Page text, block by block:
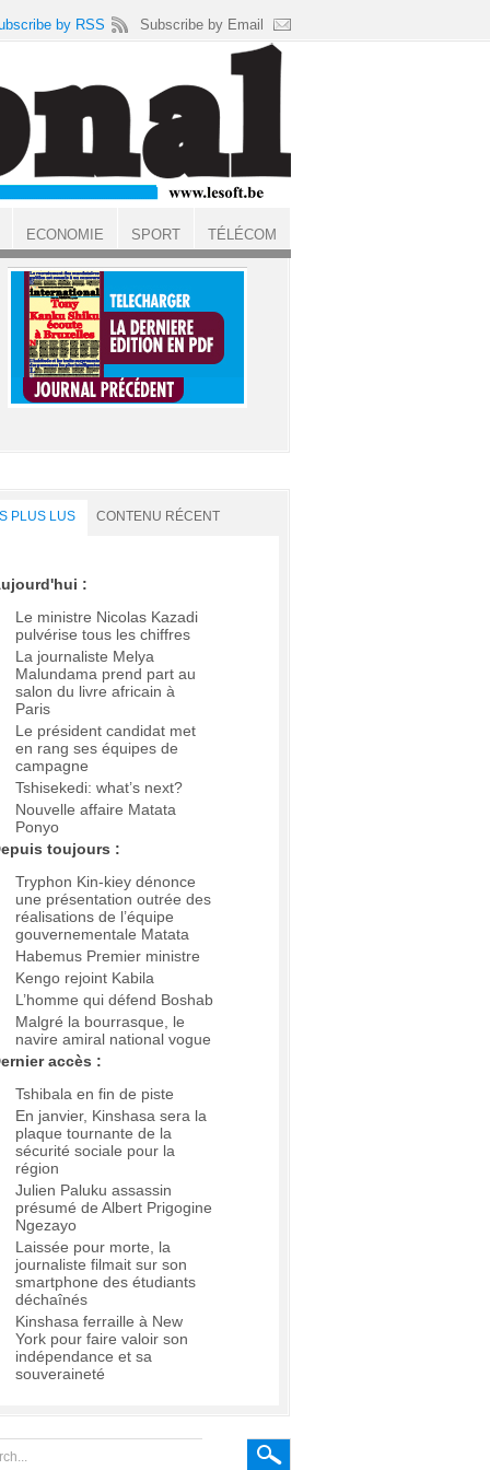
PLUS LUS CONTENU RÉCENT
:
Le ministre Nicolas Kazadi
pulvérise tous les chiffres
La journaliste Melya
Malundama prend part au
salon du livre africain à
Paris
Le président candidat met
en rang ses équipes de
campagne
Tshisekedi: what’s next?
Nouvelle affaire Matata
Ponyo
toujours :
Tryphon Kin-kiey dénonce
une présentation outrée des
réalisations de l’équipe
gouvernementale Matata
Habemus Premier ministre
Kengo rejoint Kabila
L’homme qui défend Boshab
Malgré la bourrasque, le
navire amiral national vogue
accès :
Tshibala en fin de piste
En janvier, Kinshasa sera la
plaque tournante de la
sécurité sociale pour la
région
Julien Paluku assassin
présumé de Albert Prigogine
Ngezayo
Laissée pour morte, la
journaliste filmait sur son
smartphone des étudiants
déchaînés
Kinshasa ferraille à New
York pour faire valoir son
indépendance et sa
souveraineté
by RSS Subscribe by Email
ECONOMIE SPORT TÉLÉCOM